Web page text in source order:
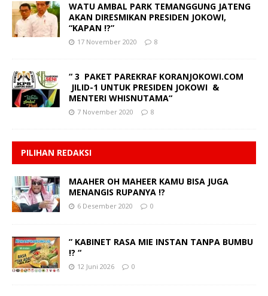
WATU AMBAL PARK TEMANGGUNG JATENG
AKAN DIRESMIKAN PRESIDEN JOKOWI,
“KAPAN !?”
17 November 2020 8
“ 3 PAKET PAREKRAF KORANJOKOWI.COM
JILID-1 UNTUK PRESIDEN JOKOWI &
MENTERI WHISNUTAMA“
7 November 2020 8
PILIHAN REDAKSI
MAAHER OH MAHEER KAMU BISA JUGA
MENANGIS RUPANYA !?
6 Desember 2020 0
” KABINET RASA MIE INSTAN TANPA BUMBU
!? “
12 Juni 2026 0